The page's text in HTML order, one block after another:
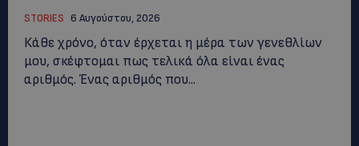
STORIES 6 Αυγούστου, 2026
Κάθε χρόνο, όταν έρχεται η μέρα των γενεθλίων
μου, σκέφτομαι πως τελικά όλα είναι ένας
αριθμός. Ένας αριθμός που...